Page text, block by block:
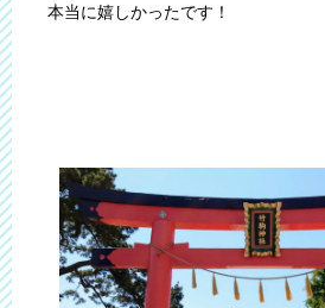
本当に嬉しかったです！